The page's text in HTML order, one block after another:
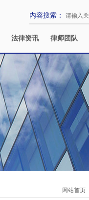
内容搜索：
法律资讯 律师团队
网站首页